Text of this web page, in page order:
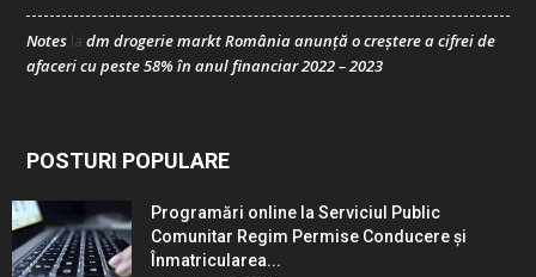
Notes la dm drogerie markt România anunță o creștere a cifrei de
afaceri cu peste 58% în anul financiar 2022 – 2023
POSTURI POPULARE
Programări online la Serviciul Public
Comunitar Regim Permise Conducere şi
Înmatricularea...